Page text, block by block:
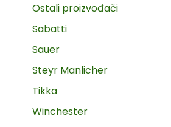
Ostali proizvođači
Sabatti
Sauer
Steyr Manlicher
Tikka
Winchester